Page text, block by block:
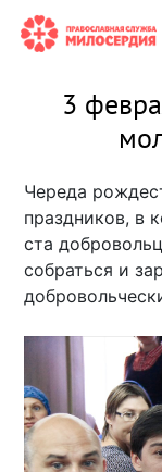
3
Череда
праздников, в
ста
собраться и